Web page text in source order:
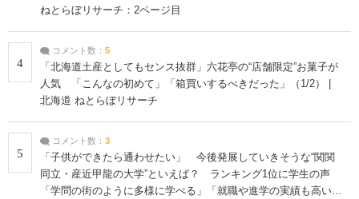
ねとらぼリサーチ：2ページ目
4
コメント数： 5
「北海道土産としてもセンス抜群」六花亭の“店舗限定”お菓子が
人気 「こんなの初めて」「箱買いするべきだった」（1/2） |
北海道 ねとらぼリサーチ
5
コメント数： 3
「子供ができたら通わせたい」 今後発展していきそうな“関関
同立・産近甲龍の大学”といえば？ ランキング1位に学生の声
「学問の街のように多様に学べる」「就職や進学の実績も高い」